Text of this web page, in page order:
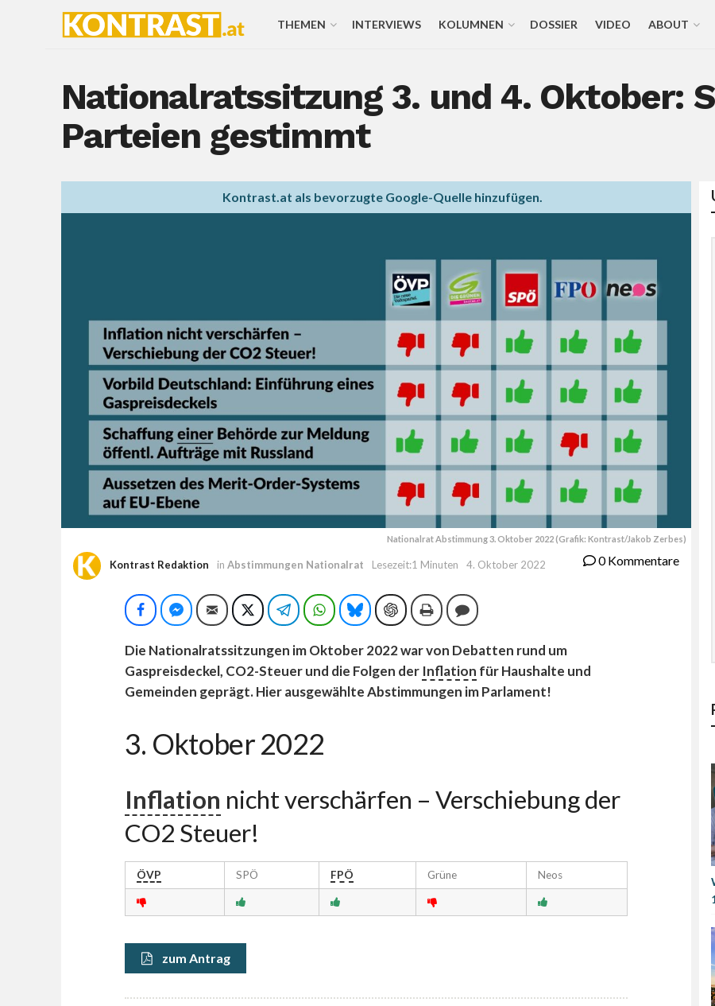
THEMEN INTERVIEWS KOLUMNEN DOSSIER VIDEO ABOUT
Nationalratssitzung 3. und 4. Oktober:
Parteien gestimmt
Kontrast.at als bevorzugte Google-Quelle hinzufügen.
Nationalrat Abstimmung 3. Oktober 2022 (Grafik: Kontrast/Jakob Zerbes)
Kontrast Redaktion in Abstimmungen Nationalrat Lesezeit:1 Minuten 4. Oktober 2022 0 Kommentare
FacebookFacebook Messenger
E-Mail TwitterTelegramWhatsAppBlueskyChatGPTDruckenKommentieren
Die Nationalratssitzungen im Oktober 2022 war von Debatten rund um
Gaspreisdeckel, CO2-Steuer und die Folgen der Inflation für Haushalte und
Gemeinden geprägt. Hier ausgewählte Abstimmungen im Parlament!
3. Oktober 2022
Inflation nicht verschärfen – Verschiebung der
CO2 Steuer!
ÖVP SPÖ FPÖ Grüne Neos
zum Antrag